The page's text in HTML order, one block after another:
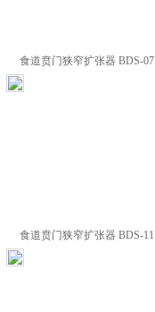
食道贲门狭窄扩张器 BDS-07
食道贲门狭窄扩张器 BDS-11